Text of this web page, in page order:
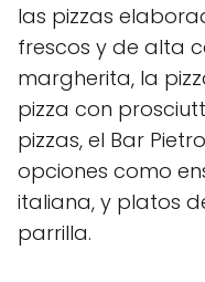
las pizzas
frescos y de alta
margherita, la
pizza con
pizzas, el Bar
opciones como
italiana, y platos
parrilla.